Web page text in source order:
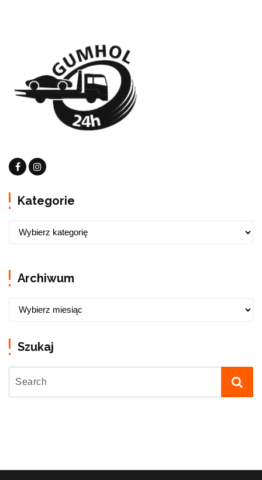
Kategorie
Archiwum
Szukaj